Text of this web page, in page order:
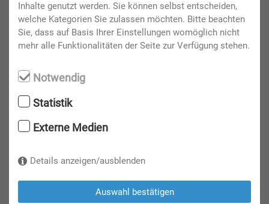
Seminarräume
300 m² - drittelbar
netto Fläche
1. 600 m²
FAQ's
Informationen zu Preisen, Parkplätzen, Catering und weiteren
Serviceleistungen finden Sie hier!
Inhalte genutzt werden. Sie können selbst entscheiden,
welche Kategorien Sie zulassen möchten. Bitte beachten
Sie, dass auf Basis Ihrer Einstellungen womöglich nicht
mehr alle Funktionalitäten der Seite zur Verfügung stehen.
Notwendig
Statistik
Externe Medien
Details anzeigen/ausblenden
Auswahl bestätigen